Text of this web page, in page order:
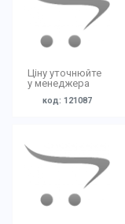
Ціну уточнюйте
у менеджера
код: 121087